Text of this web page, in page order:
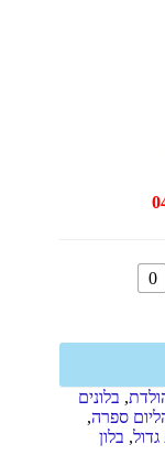
0
, בלונים
ספרה,
גדול, בלון